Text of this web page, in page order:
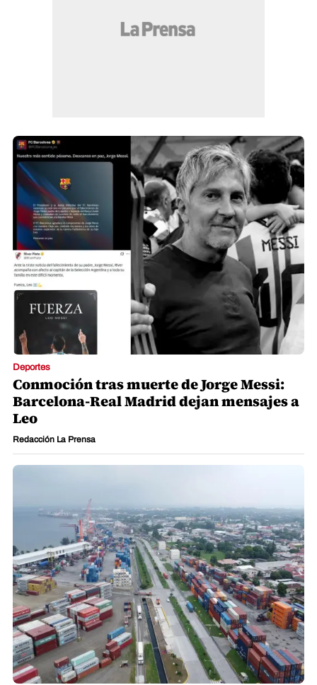
Deportes
Conmoción tras muerte de Jorge Messi:
Barcelona-Real Madrid dejan mensajes a
Leo
Redacción La Prensa